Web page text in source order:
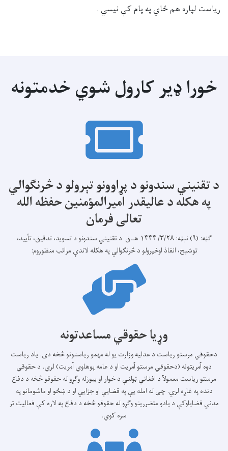
ریاست لپاره هم ځاي په پام کې نيسي .
خورا ډیر کارول شوي خدمتونه
د تقنیني سندونو د پړاوونو تېرولو د څرنګوالي
په هکله د عالیقدر امیرالمؤمنین حفظه الله
تعالی فرمان
ګڼه: (۹) نېټه: ۳/۲۸/ ۱۴۴۴ هـ.ق د تقنیني سندونو د تسويد، تدقيق، تأیيد،
توشېح، انفاذ اوخپرولو د څرنګوالي په هکله لاندې مراتب منظوروم:
وړیا حقوقي مساعدتونه
دحقوقي مرستو ریاست د عدلیه وزارت یو له مهمو ریاستونو څخه دی. یاد ریاست
دوه آمریتونه (دحقوقي مرستو آمریت او د عامه پوهاوي آمریت) لري. د حقوقي
مرستو ریاست معمولآ د افغاني ټولنې د خوار او بیوزله وګړو له حقوقو څخه د دفاع
دنده په غاړه لري. چی له امله یې په قضایې او جزایي او د ښځو او ماشومانو په
مدني قضایاوکې د یادو متضررینو وګړو له حقوقو څخه د دفاع په لاره کې فعالیت تر
سره کوي.